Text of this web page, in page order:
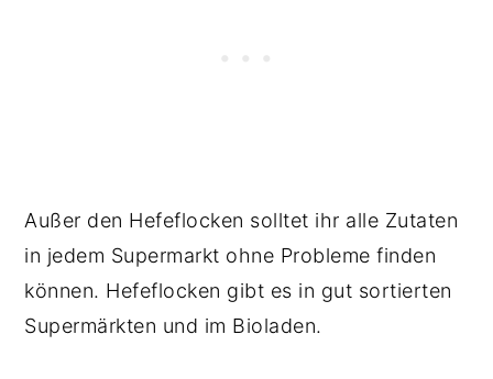
Außer den Hefeflocken solltet ihr alle Zutaten
in jedem Supermarkt ohne Probleme finden
können. Hefeflocken gibt es in gut sortierten
Supermärkten und im Bioladen.